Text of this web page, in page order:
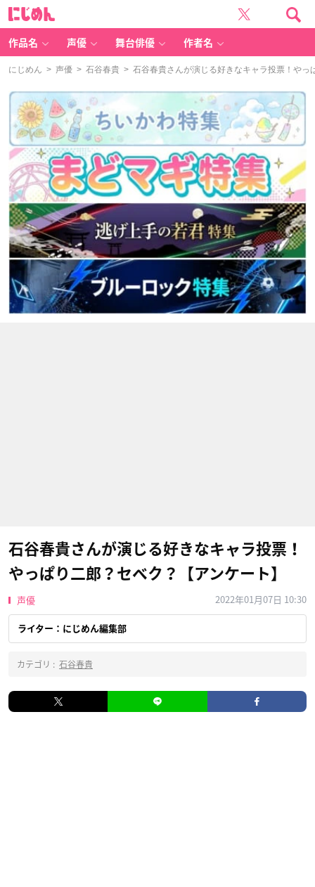
作品名 声優 舞台俳優 作者名
にじめん > 声優 > 石谷春貴 > 石谷春貴さんが演じる好きなキャラ投票！やっ
石谷春貴さんが演じる好きなキャラ投票！
やっぱり二郎？セベク？【アンケート】
声優 2022年01月07日 10:30
ライター：にじめん編集部
カテゴリ : 石谷春貴